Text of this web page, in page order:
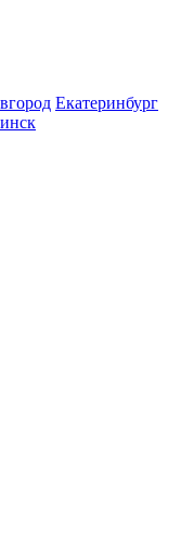
Екатеринбург